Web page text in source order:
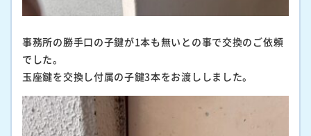
事務所の勝手口の子鍵が1本も無いとの事で交換のご依頼
でした。
玉座鍵を交換し付属の子鍵3本をお渡ししました。